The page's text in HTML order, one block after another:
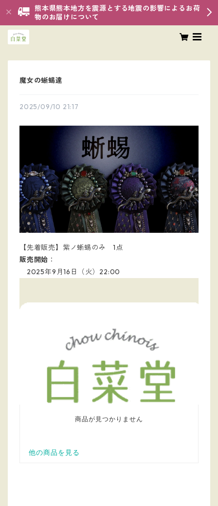
熊本県熊本地方を震源とする地震の影響によるお荷
物のお届けについて
魔女の蜥蜴達
2025/09/10 21:17
【先着販売】紫ノ蜥蜴のみ 1点
販売開始 ：
2025年9月16日（火）22:00